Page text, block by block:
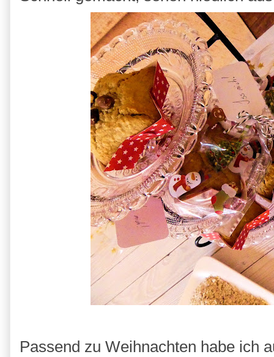
Passend zu Weihnachten habe ich